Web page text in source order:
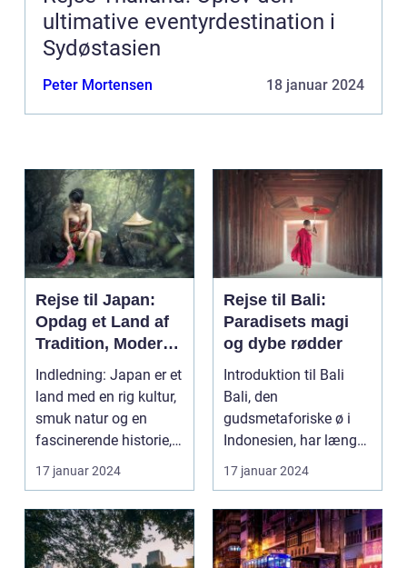
ultimative eventyrdestination i
Sydøstasien
Peter Mortensen 18 januar 2024
Rejse til Japan:
Opdag et Land af
Tradition, Moderne
og Eventyr
Indledning: Japan er et
land med en rig kultur,
smuk natur og en
fascinerende historie,
der strækker...
17 januar 2024
Rejse til Bali:
Paradisets magi
og dybe rødder
Introduktion til Bali
Bali, den
gudsmetaforiske ø i
Indonesien, har længe
været kendt som et af
verd...
17 januar 2024